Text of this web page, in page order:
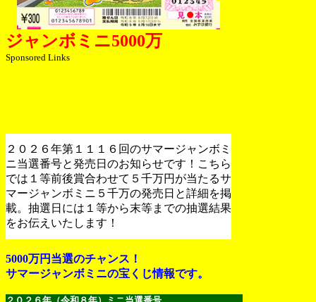
ジャンボミニ5000万
Sponsored Links
２０２６年第１１１６回のサマージャンボミ
ニ当選番号と発売日のお知らせです！こちら
では１等前後賞合わせて５千万円が当たるサ
マージャンボミニ５千万の発売日と詳細を掲
載。抽選日には１等から末等までの抽選結果
をお伝えいたします！
5000万円当選のチャンス！
サマージャンボミニの宝くじ情報です。